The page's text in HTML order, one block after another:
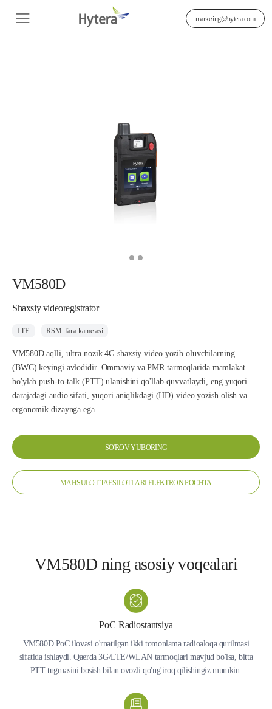
marketing@hytera.com
VM580D
Shaxsiy videoregistrator
LTE RSM Tana kamerasi
VM580D aqlli, ultra nozik 4G shaxsiy video yozib oluvchilarning
(BWC) keyingi avlodidir. Ommaviy va PMR tarmoqlarida mamlakat
bo'ylab push-to-talk (PTT) ulanishini qo'llab-quvvatlaydi, eng yuqori
darajadagi audio sifati, yuqori aniqlikdagi (HD) video yozish olish va
ergonomik dizaynga ega.
SO'ROV YUBORING
MAHSULOT TAFSILOTLARI ELEKTRON POCHTA
VM580D ning asosiy voqealari
PoC Radiostantsiya
VM580D PoC ilovasi o'rnatilgan ikki tomonlama radioaloqa qurilmasi
sifatida ishlaydi. Qaerda 3G/LTE/WLAN tarmoqlari mavjud bo'lsa, bitta
PTT tugmasini bosish bilan ovozli qo'ng'iroq qilishingiz mumkin.